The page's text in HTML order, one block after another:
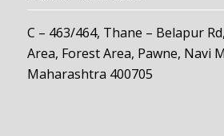
C – 463/464, Thane – Belapur
Area, Forest Area, Pawne, Navi
Maharashtra 400705